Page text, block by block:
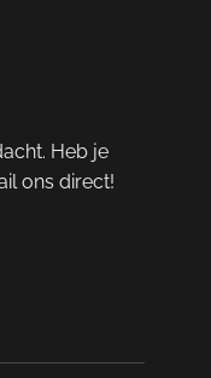
Heb je
ons direct!